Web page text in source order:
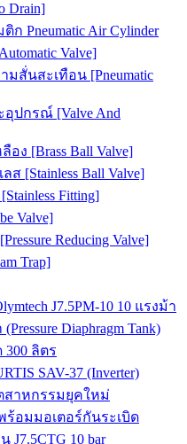
Drain]
ก Pneumatic Air Cylinder
Valve]
สั่นสะเทือน [Pneumatic
ปกรณ์ [Valve And
ง [Brass Ball Valve]
[Stainless Ball Valve]
Fitting]
Valve]
Reducing Valve]
Trap]
J7.5PM-10 10 แรงม้า
Diaphragm Tank)
300 ลิตร
SAV-37 (Inverter)
สาหกรรมยุคใหม่
ร้อมมอเตอร์กันระเบิด
J7.5CTG 10 bar